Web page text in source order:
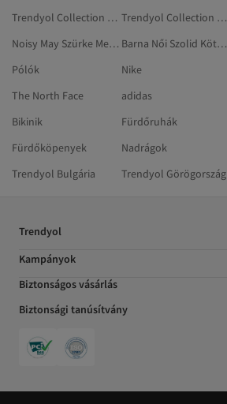
Trendyol Collection Női Kötött Mellények
Trendyol Collection Női Kismamaruházat
Noisy May Szürke Mellények
Barna Női Szolid Kötött Mellények
Pólók
Nike
The North Face
adidas
Bikinik
Fürdőruhák
Fürdőköpenyek
Nadrágok
Trendyol Bulgária
Trendyol Görögország
Trendyol
Kampányok
Biztonságos vásárlás
Biztonsági tanúsítvány